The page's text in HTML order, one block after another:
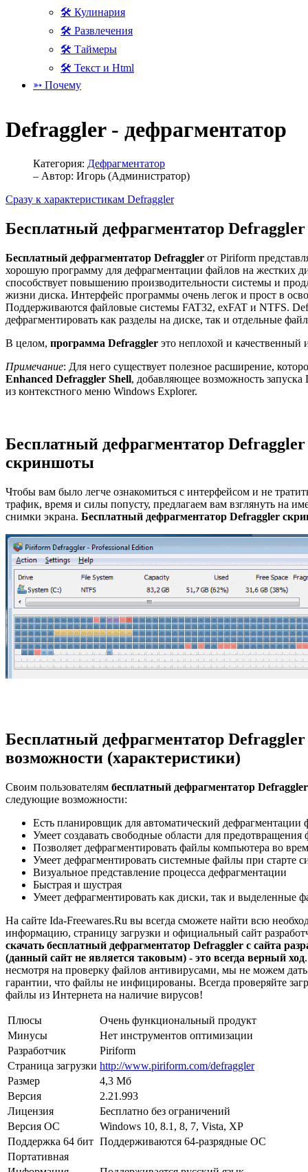
🛠 Кулинария
🛠 Развлечения
🛠 Таймеры
🛠 Текст и Html
➳ Почему
Defraggler - дефрагментатор
Категория: Дефрагментатор
– Автор: Игорь (Администратор)
Сразу к характеристикам Defraggler
Бесплатный дефрагментатор
Бесплатный дефрагментатор Defraggler от Piriform
хорошую программу для дефрагментации файлов на жестких
способствует повышению производительности системы и
жизни диска. Интерфейс программы очень легок и прост в
Поддерживаются файловые системы FAT32, exFAT и NTFS.
дефрагментировать как разделы на диске, так и отдельные
В целом, программа Defraggler это неплохой и качественный
Примечание: Для него существует полезное расширение,
Enhanced Defraggler Shell, добавляющее возможность запуска
из контекстного меню Windows Explorer.
Бесплатный дефрагментатор Defraggler
скриншоты
Чтобы вам было легче ознакомиться с интерфейсом и не
трафик, время и силы попусту, предлагаем вам взглянуть на
снимки экрана. Бесплатный дефрагментатор Defraggler
Бесплатный дефрагментатор
возможности (характеристики)
Своим пользователям бесплатный дефрагментатор Defraggler
следующие возможности:
Есть планировщик для автоматический дефрагментации
Умеет создавать свободные области для предотвращения
Позволяет дефрагментировать файлы компьютера во
Умеет дефрагментировать системные файлы при старте
Визуальное представление процесса дефрагментации
Быстрая и шустрая
Умеет дефрагментировать как диски, так и выделенные
На сайте Ida-Freewares.Ru вы всегда сможете найти всю
информацию, страницу загрузки и официальный сайт
скачать бесплатный дефрагментатор Defraggler с сайта
(данный сайт не является таковым) - это всегда верный ход
несмотря на проверку файлов антивирусами, мы не можем
гарантии, что файлы не инфицированы. Всегда проверяйте
файлы из Интернета на наличие вирусов!
Плюсы
Очень функциональный продукт
Минусы
Нет инструментов оптимизации
Разработчик
Piriform
Страница загрузки http://www.piriform.com/defraggler
Размер
4,3 Мб
Версия
2.21.993
Лицензия
Бесплатно без ограничений
Версия ОС
Windows 10, 8.1, 8, 7, Vista, XP
Поддержка 64 бит Поддерживаются 64-разрядные ОС
Портативная